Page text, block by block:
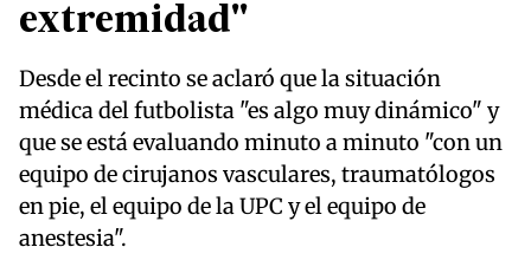
extremidad"
Desde el recinto se aclaró que la situación
médica del futbolista "es algo muy dinámico" y
que se está evaluando minuto a minuto "con un
equipo de cirujanos vasculares, traumatólogos
en pie, el equipo de la UPC y el equipo de
anestesia".